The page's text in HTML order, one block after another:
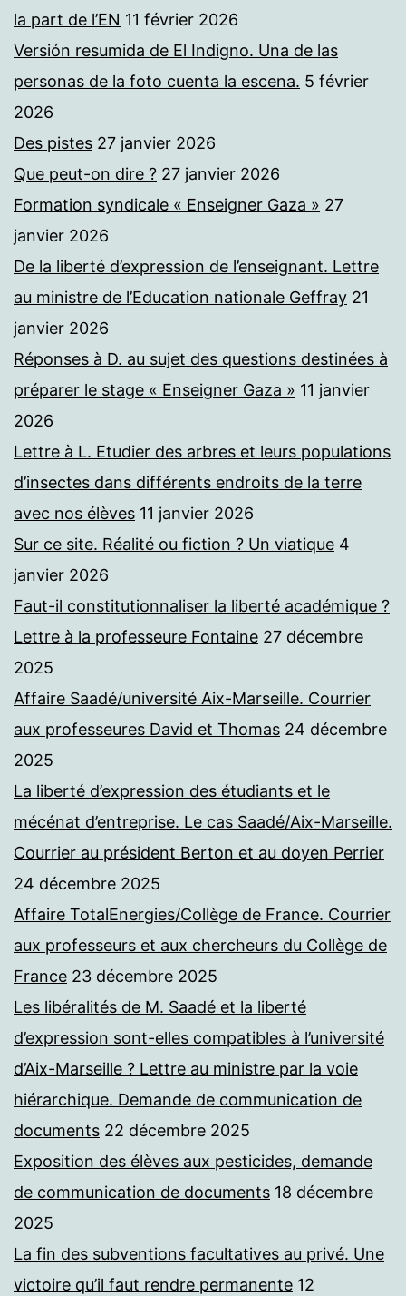
la part de l’EN 11 février 2026
Versión resumida de El Indigno. Una de las
personas de la foto cuenta la escena. 5 février
2026
Des pistes 27 janvier 2026
Que peut-on dire ? 27 janvier 2026
Formation syndicale « Enseigner Gaza » 27
janvier 2026
De la liberté d’expression de l’enseignant. Lettre
au ministre de l’Education nationale Geffray 21
janvier 2026
Réponses à D. au sujet des questions destinées à
préparer le stage « Enseigner Gaza » 11 janvier
2026
Lettre à L. Etudier des arbres et leurs populations
d’insectes dans différents endroits de la terre
avec nos élèves 11 janvier 2026
Sur ce site. Réalité ou fiction ? Un viatique 4
janvier 2026
Faut-il constitutionnaliser la liberté académique ?
Lettre à la professeure Fontaine 27 décembre
2025
Affaire Saadé/université Aix-Marseille. Courrier
aux professeures David et Thomas 24 décembre
2025
La liberté d’expression des étudiants et le
mécénat d’entreprise. Le cas Saadé/Aix-Marseille.
Courrier au président Berton et au doyen Perrier
24 décembre 2025
Affaire TotalEnergies/Collège de France. Courrier
aux professeurs et aux chercheurs du Collège de
France 23 décembre 2025
Les libéralités de M. Saadé et la liberté
d’expression sont-elles compatibles à l’université
d’Aix-Marseille ? Lettre au ministre par la voie
hiérarchique. Demande de communication de
documents 22 décembre 2025
Exposition des élèves aux pesticides, demande
de communication de documents 18 décembre
2025
La fin des subventions facultatives au privé. Une
victoire qu’il faut rendre permanente 12